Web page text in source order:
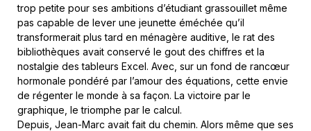
trop petite pour ses ambitions d’étudiant grassouillet même
pas capable de lever une jeunette éméchée qu’il
transformerait plus tard en ménagère auditive, le rat des
bibliothèques avait conservé le gout des chiffres et la
nostalgie des tableurs Excel. Avec, sur un fond de rancœur
hormonale pondéré par l’amour des équations, cette envie
de régenter le monde à sa façon. La victoire par le
graphique, le triomphe par le calcul.
Depuis, Jean-Marc avait fait du chemin. Alors même que ses